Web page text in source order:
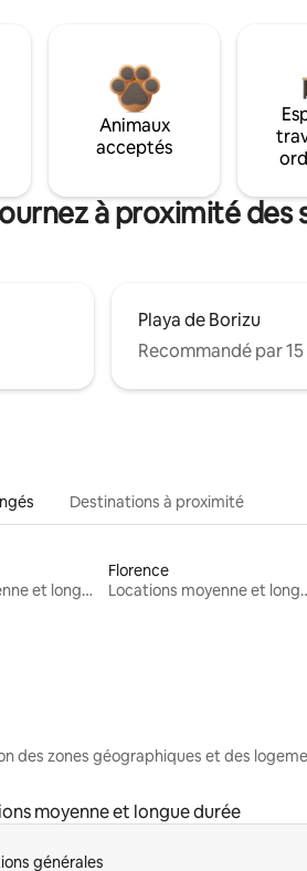
Animaux
acceptés
à proximité
Playa de Borizu
Recommandé par
Destinations à proximité
Locations moyenne et longue durée
Florence
Locations
des zones géographiques et des
moyenne et longue durée
générales